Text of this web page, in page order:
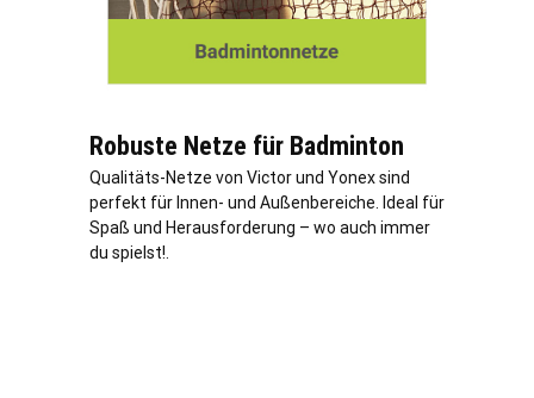
Robuste Netze für Badminton
Qualitäts-Netze von Victor und Yonex sind
perfekt für Innen- und Außenbereiche. Ideal für
Spaß und Herausforderung – wo auch immer
du spielst!.